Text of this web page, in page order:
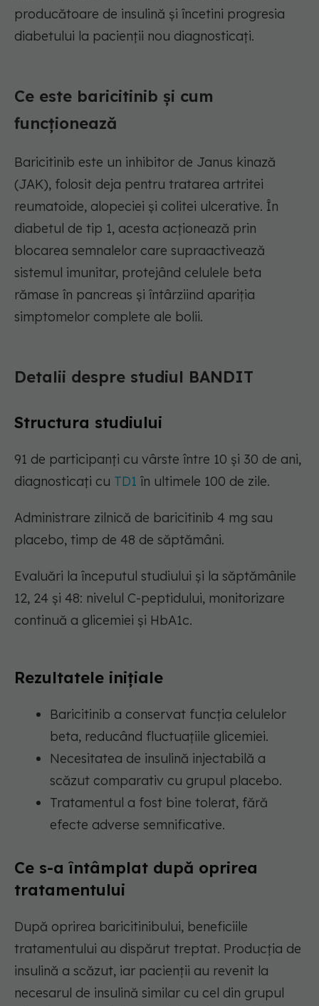
producătoare de insulină și încetini progresia
diabetului la pacienții nou diagnosticați.
Ce este baricitinib și cum
funcționează
Baricitinib este un inhibitor de Janus kinază
(JAK), folosit deja pentru tratarea artritei
reumatoide, alopeciei și colitei ulcerative. În
diabetul de tip 1, acesta acționează prin
blocarea semnalelor care supraactivează
sistemul imunitar, protejând celulele beta
rămase în pancreas și întârziind apariția
simptomelor complete ale bolii.
Detalii despre studiul BANDIT
Structura studiului
91 de participanți cu vârste între 10 și 30 de ani,
diagnosticați cu TD1 în ultimele 100 de zile.
Administrare zilnică de baricitinib 4 mg sau
placebo, timp de 48 de săptămâni.
Evaluări la începutul studiului și la săptămânile
12, 24 și 48: nivelul C-peptidului, monitorizare
continuă a glicemiei și HbA1c.
Rezultatele inițiale
Baricitinib a conservat funcția celulelor
beta, reducând fluctuațiile glicemiei.
Necesitatea de insulină injectabilă a
scăzut comparativ cu grupul placebo.
Tratamentul a fost bine tolerat, fără
efecte adverse semnificative.
Ce s-a întâmplat după oprirea
tratamentului
După oprirea baricitinibului, beneficiile
tratamentului au dispărut treptat. Producția de
insulină a scăzut, iar pacienții au revenit la
necesarul de insulină similar cu cel din grupul